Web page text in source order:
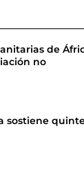
de
no
sostiene